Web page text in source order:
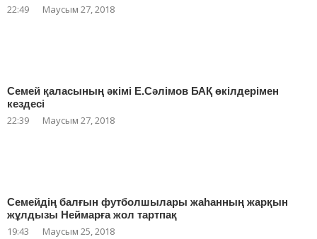
22:49 Маусым 27, 2018
Семей қаласының әкімі Е.Сәлімов БАҚ өкілдерімен
кездесі
22:39 Маусым 27, 2018
Семейдің балғын футболшылары жаһанның жарқын
жұлдызы Неймарға жол тартпақ
19:43 Маусым 25, 2018